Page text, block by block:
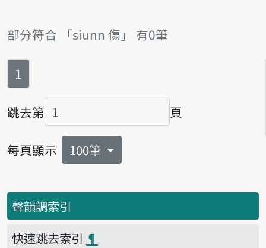
部分符合 「siunn 傷」 有0筆
第
1
跳去第
頁碼
頁
每頁顯示 100筆
聲韻調索引
快速跳去索引 ¶